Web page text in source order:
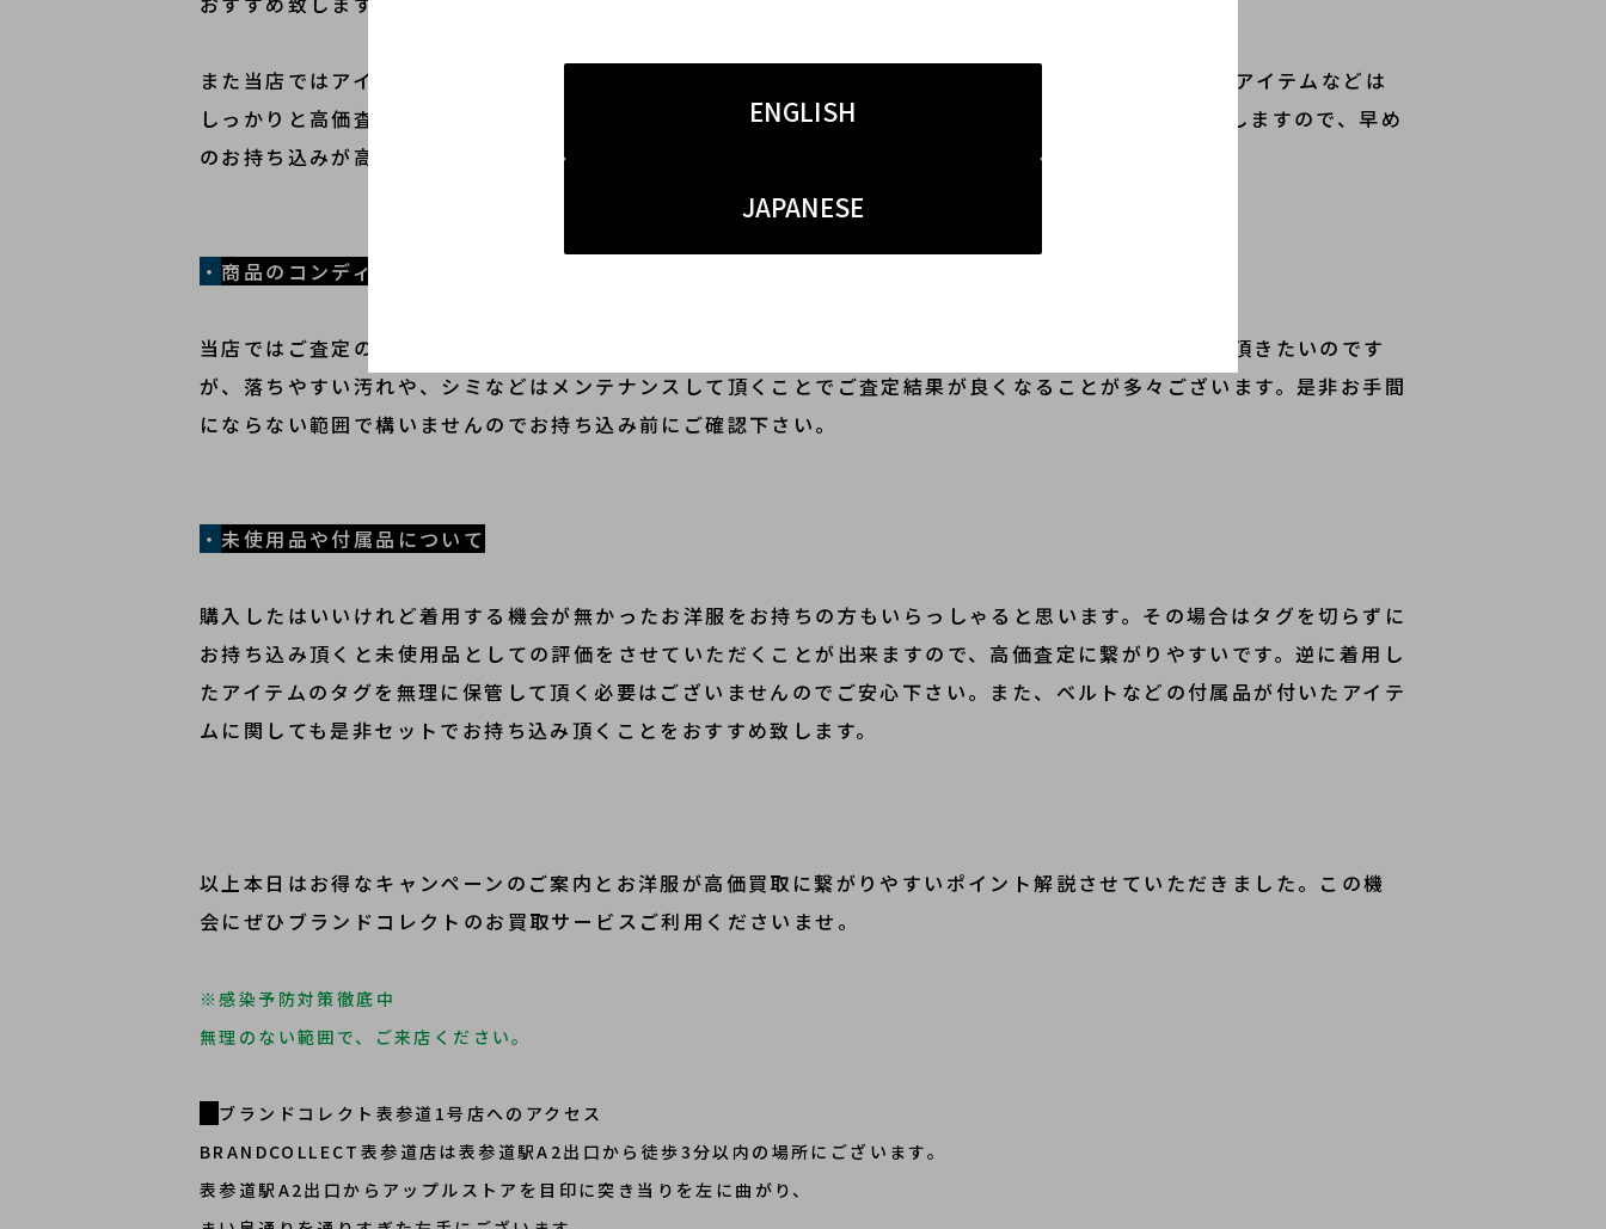
ENGLISH
JAPANESE
また当店ではアイテム1つ1つの情報を細かく査定に反映させていただきますので、人気アイテムや、完売アイテムなどは
しっかりと高価査定させていただきます。需要の高いアイテムに関しても年数の経過に伴い相場は変動致しますので、早め
のお持ち込みが高価買取のポイントとなるのです。
・ 商品のコンディションについて
当店ではご査定の前にクリーニングに出して頂く必要などはございませんので、是非お気軽にお持ち込み頂きたいのです
が、落ちやすい汚れや、シミなどはメンテナンスして頂くことでご査定結果が良くなることが多々ございます。是非お手間
にならない範囲で構いませんのでお持ち込み前にご確認下さい。
・未使用品や付属品について
購入したはいいけれど着用する機会が無かったお洋服をお持ちの方もいらっしゃると思います。その場合はタグを切らずに
お持ち込み頂くと未使用品としての評価をさせていただくことが出来ますので、高価査定に繋がりやすいです。逆に着用し
たアイテムのタグを無理に保管して頂く必要はございませんのでご安心下さい。また、ベルトなどの付属品が付いたアイテ
ムに関しても是非セットでお持ち込み頂くことをおすすめ致します。
以上本日はお得なキャンペーンのご案内とお洋服が高価買取に繋がりやすいポイント解説させていただきました。この機
会にぜひブランドコレクトのお買取サービスご利用くださいませ。
※感染予防対策徹底中
無理のない範囲で、ご来店ください。
ブランドコレクト表参道1号店へのアクセス
BRANDCOLLECT表参道店は表参道駅A2出口から徒歩3分以内の場所にございます。
表参道駅A2出口からアップルストアを目印に突き当りを左に曲がり、